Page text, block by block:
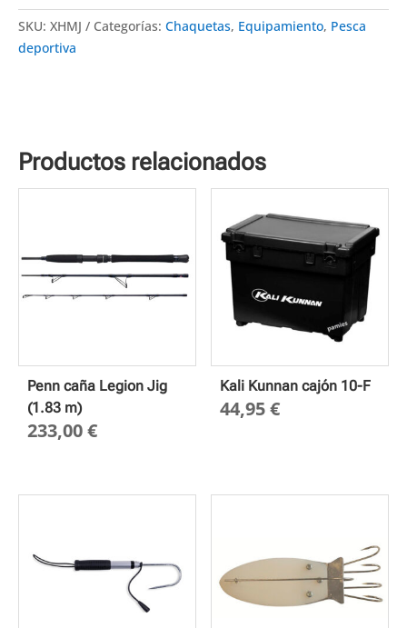
SKU: XHMJ Categorías: Chaquetas, Equipamiento, Pesca
deportiva
Productos relacionados
Penn caña Legion Jig
(1.83 m)
233,00€
Kali Kunnan cajón 10-F
44,95€